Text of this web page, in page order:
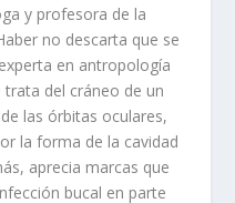
y profesora de la
no descarta que se
en antropología
del cráneo de un
las órbitas oculares,
la forma de la cavidad
aprecia marcas que
bucal en parte